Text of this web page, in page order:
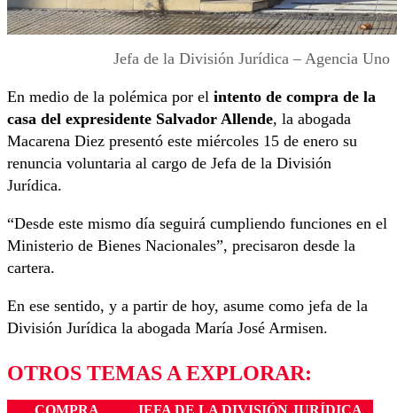
Jefa de la División Jurídica – Agencia Uno
En medio de la polémica por el intento de compra de la
casa del expresidente Salvador Allende, la abogada
Macarena Diez presentó este miércoles 15 de enero su
renuncia voluntaria al cargo de Jefa de la División
Jurídica.
“Desde este mismo día seguirá cumpliendo funciones en el
Ministerio de Bienes Nacionales”, precisaron desde la
cartera.
En ese sentido, y a partir de hoy, asume como jefa de la
División Jurídica la abogada María José Armisen.
OTROS TEMAS A EXPLORAR:
COMPRA
JEFA DE LA DIVISIÓN JURÍDICA